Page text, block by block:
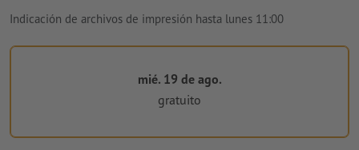
Indicación de archivos de impresión hasta lunes 11:00
mié. 19 de ago.
gratuito